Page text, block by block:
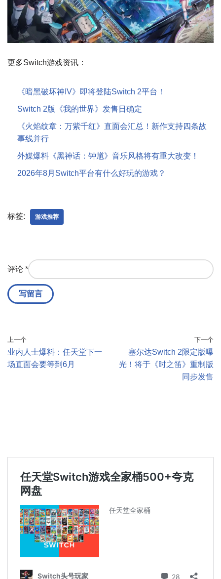
更多Switch游戏资讯：
《暗黑破坏神IV》即将登陆Switch 2平台！
Switch 2版《我的世界》发售日确定
《火焰纹章：万紫千红》直面会汇总！新作支持四条故
事线并行
外媒爆料《黑神话：钟馗》音乐风格将有重大改变！
2026年8月Switch平台有什么好玩的游戏？
标签: 游戏推荐
评论 *
上一个
业内人士爆料：任天堂下一
场直面会要等到6月
下一个
塞尔达Switch 2限定版曝
光！将于《时之笛》重制版
同步发售